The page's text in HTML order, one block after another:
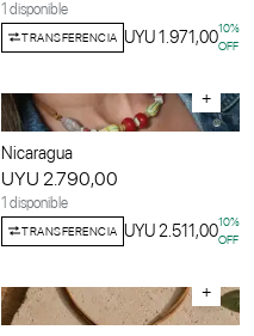
1 disponible
TRANSFERENCIA UYU 1.971,0010%
OFF
+
Nicaragua
UYU 2.790,00
1 disponible
TRANSFERENCIA UYU 2.511,0010%
OFF
+